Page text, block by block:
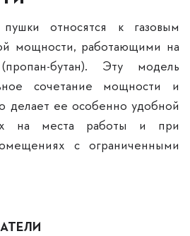
относятся к газовым
мощности, работающими на
бутан). Эту модель
сочетание мощности и
делает ее особенно удобной
на места работы и при
с ограниченными